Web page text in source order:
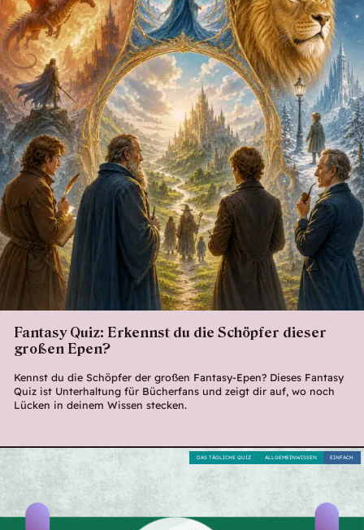
Fantasy Quiz: Erkennst du die Schöpfer dieser
großen Epen?
Kennst du die Schöpfer der großen Fantasy-Epen? Dieses Fantasy
Quiz ist Unterhaltung für Bücherfans und zeigt dir auf, wo noch
Lücken in deinem Wissen stecken.
EINFACH
ALLGEMEINWISSEN
DAS TÄGLICHE QUIZ